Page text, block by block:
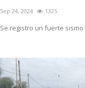
Sep 24, 2024 1325
Se registro un fuerte sismo